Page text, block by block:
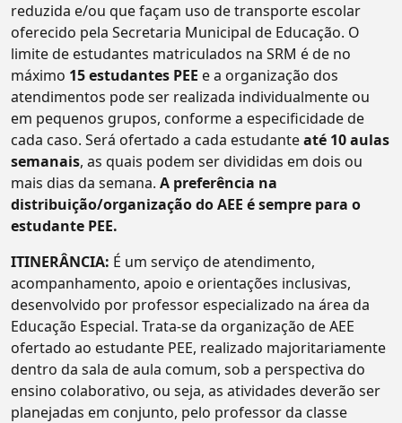
reduzida e/ou que façam uso de transporte escolar
oferecido pela Secretaria Municipal de Educação. O
limite de estudantes matriculados na SRM é de no
máximo 15 estudantes PEE e a organização dos
atendimentos pode ser realizada individualmente ou
em pequenos grupos, conforme a especificidade de
cada caso. Será ofertado a cada estudanteaté 10 aulas
semanais, as quais podem ser divididas em dois ou
mais dias da semana. A preferência na
distribuição/organização do AEE é sempre para o
estudante PEE.
ITINERÂNCIA: É um serviço de atendimento,
acompanhamento, apoio e orientações inclusivas,
desenvolvido por professor especializado na área da
Educação Especial. Trata-se da organização de AEE
ofertado ao estudante PEE, realizado majoritariamente
dentro da sala de aula comum, sob a perspectiva do
ensino colaborativo, ou seja, as atividades deverão ser
planejadas em conjunto, pelo professor da classe